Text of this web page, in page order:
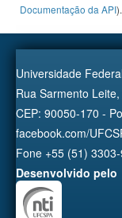
Documentação da API).
Universidade
Rua Sarmento
CEP: 90050-170 -
facebook.com/
Fone +55 (51)
Desenvolvido pelo